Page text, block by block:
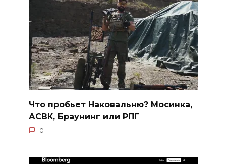
Что пробьет Наковальню? Мосинка,
АСВК, Браунинг или РПГ
0